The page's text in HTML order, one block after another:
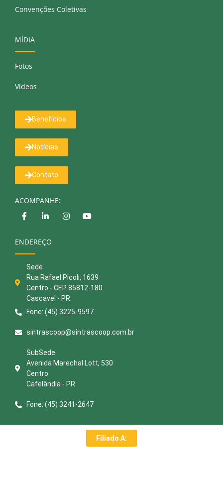
Convenções Coletivas
MÍDIA
Fotos
Vídeos
Benefícios
Notícias
Contato
ACOMPANHE:
ENDEREÇO
Sede
Rua Rafael Picoli, 1639
Centro - CEP 85812-180
Cascavel - PR
Fone: (45) 3225-9597
sintrascoop@sintrascoop.com.br
SubSede
Avenida Marechal Lott, 530
Centro
Cafelândia - PR
Fone: (45) 3241-2647
Filiado A: